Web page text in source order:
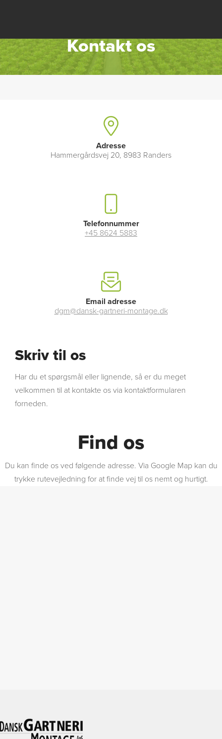
Kontakt os
Adresse
Hammergårdsvej 20, 8983 Randers
Telefonnummer
+45 8624 5883
Email adresse
dgm@dansk-gartneri-montage.dk
Skriv til os
Har du et spørgsmål eller lignende, så er du meget
velkommen til at kontakte os via kontaktformularen
forneden.
Find os
Du kan finde os ved følgende adresse. Via Google Map kan du
trykke rutevejledning for at finde vej til os nemt og hurtigt.